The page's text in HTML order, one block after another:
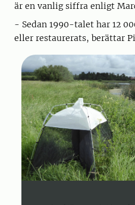
är en vanlig siffra enligt
- Sedan 1990-talet har 12
eller restaurerats, berättar